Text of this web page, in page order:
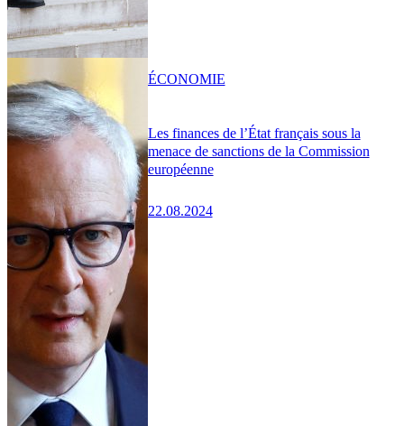
Les finances de l’État français sous la
menace de sanctions de la Commission
européenne
22.08.2024
ÉCONOMIE